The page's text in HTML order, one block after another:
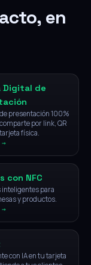
en
Digital de
presentación 100%
por link, QR
física.
NFC
con NFC
inteligentes para
y productos.
IA
con IA en tu tarjeta